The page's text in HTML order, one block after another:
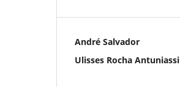
André Salvador
Ulisses Rocha Antuniassi